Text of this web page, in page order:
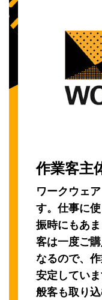
作業客主
ワークウェ
す。仕事に
振時にもあ
客は一度ご
なるので、
安定してい
般客も取り